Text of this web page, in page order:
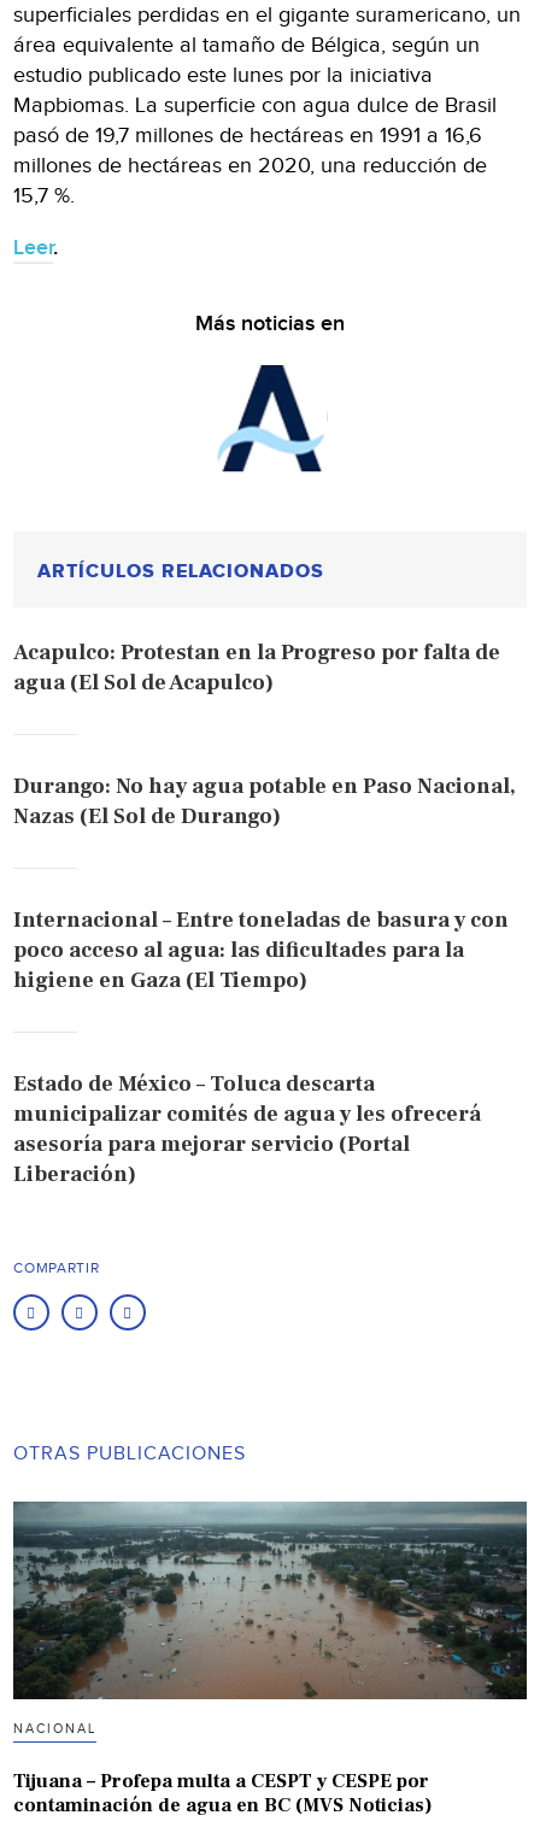
superficiales perdidas en el gigante suramericano, un
área equivalente al tamaño de Bélgica, según un
estudio publicado este lunes por la iniciativa
Mapbiomas. La superficie con agua dulce de Brasil
pasó de 19,7 millones de hectáreas en 1991 a 16,6
millones de hectáreas en 2020, una reducción de
15,7 %.
Leer.
Más noticias en
ARTÍCULOS RELACIONADOS
Acapulco: Protestan en la Progreso por falta de
agua (El Sol de Acapulco)
Durango: No hay agua potable en Paso Nacional,
Nazas (El Sol de Durango)
Internacional – Entre toneladas de basura y con
poco acceso al agua: las dificultades para la
higiene en Gaza (El Tiempo)
Estado de México – Toluca descarta
municipalizar comités de agua y les ofrecerá
asesoría para mejorar servicio (Portal
Liberación)
COMPARTIR
OTRAS PUBLICACIONES
NACIONAL
Tijuana – Profepa multa a CESPT y CESPE por
contaminación de agua en BC (MVS Noticias)